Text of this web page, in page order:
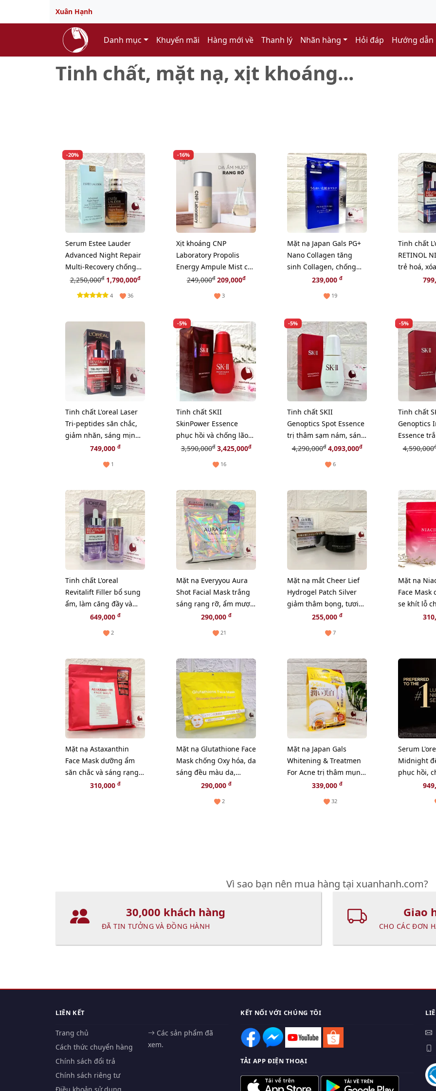
Xuân Hạnh
Danh mục Khuyến mãi Hàng mới về Thanh lý Nhãn hàng Hỏi đáp Hướng dẫn
Tinh chất, mặt nạ, xịt khoáng...
-20%
Serum Estee Lauder
Advanced Night Repair
Multi-Recovery chống
lão hóa chuyên sâu,
50ml
2,250,000đ1,790,000đ
4 36
-16%
Xịt khoáng CNP
Laboratory Propolis
Energy Ampule Mist cấp
ẩm và căng mướt da tức
249,000đ209,000đ
3
Mặt nạ Japan Gals PG+
Nano Collagen tăng
sinh Collagen, chống
lão hoá - 10pcs
239,000 đ
19
Tinh chất
RETINOL
trẻ hoá,
nám, 30ml
Tinh chất L'oreal Laser
Tri-peptides săn chắc,
giảm nhăn, sáng mịn
da, 30ml749,000 đ
1
-5%
Tinh chất SKII
SkinPower Essence
phục hồi và chống lão
hóa chuyên sâu - 50ml
3,590,000đ3,425,000đ
16
-5%
Tinh chất SKII
Genoptics Spot Essence
trị thâm sạm nám, sáng
đều màu da - 50ml
4,290,000đ4,093,000đ
6
-5%
Tinh chất
Genoptics
Essence
căng
4,590,000
Tinh chất L'oreal
Revitalift Filler bổ sung
ẩm, làm căng đầy và
chống lão hóa, 30ml
649,000 đ
2
Mặt nạ Everyyou Aura
Shot Facial Mask trắng
sáng rạng rỡ, ẩm mượt
da, 31pcs290,000 đ
21
Mặt nạ mắt Cheer Lief
Hydrogel Patch Silver
giảm thâm bọng, tươi
trẻ mắt, 60pcs (New)
255,000 đ
7
Mặt nạ
Face Mask
se khít lỗ
sáng mịn
Mặt nạ Astaxanthin
Face Mask dưỡng ẩm
săn chắc và sáng rạng
rỡ làn da - 40pcs (New)
310,000 đ
Mặt nạ Glutathione Face
Mask chống Oxy hóa, da
sáng đều màu da,
290,000 đ
2
Mặt nạ Japan Gals
Whitening & Treatmen
For Acne trị thâm mụn,
sáng da - 20pcs
339,000 đ
32
Serum
Midnight
phục hồi,
chuyên
Vì sao bạn nên mua hàng tại xuanhanh.com?
30,000 khách hàng
ĐÃ TIN TƯỞNG VÀ ĐỒNG HÀNH
Giao
CHO CÁC ĐƠN
LIÊN KẾT
Trang chủ
Cách thức chuyển hàng
Chính sách đổi trả
Chính sách riêng tư
Các sản phẩm đã
xem.
KẾT NỐI VỚI CHÚNG TÔI
TẢI APP ĐIỆN THOẠI